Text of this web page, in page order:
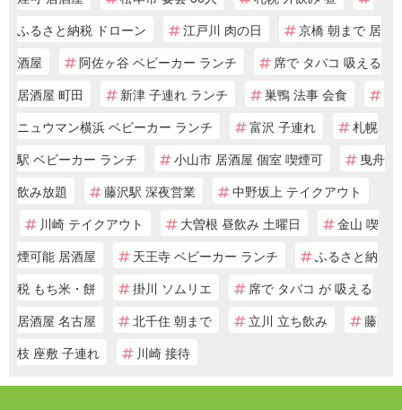
ふるさと納税 ドローン
江戸川 肉の日
京橋 朝まで 居
酒屋
阿佐ヶ谷 ベビーカー ランチ
席で タバコ 吸える
居酒屋 町田
新津 子連れ ランチ
巣鴨 法事 会食
ニュウマン横浜 ベビーカー ランチ
富沢 子連れ
札幌
駅 ベビーカー ランチ
小山市 居酒屋 個室 喫煙可
曳舟
飲み放題
藤沢駅 深夜営業
中野坂上 テイクアウト
川崎 テイクアウト
大曽根 昼飲み 土曜日
金山 喫
煙可能 居酒屋
天王寺 ベビーカー ランチ
ふるさと納
税 もち米・餅
掛川 ソムリエ
席で タバコ が 吸える
居酒屋 名古屋
北千住 朝まで 立川 立ち飲み
藤
枝 座敷 子連れ
川崎 接待